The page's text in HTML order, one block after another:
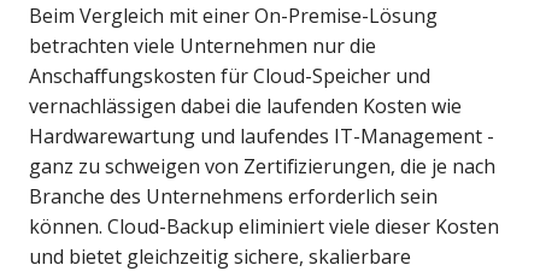
Beim Vergleich mit einer On-Premise-Lösung
betrachten viele Unternehmen nur die
Anschaffungskosten für Cloud-Speicher und
vernachlässigen dabei die laufenden Kosten wie
Hardwarewartung und laufendes IT-Management -
ganz zu schweigen von Zertifizierungen, die je nach
Branche des Unternehmens erforderlich sein
können. Cloud-Backup eliminiert viele dieser Kosten
und bietet gleichzeitig sichere, skalierbare